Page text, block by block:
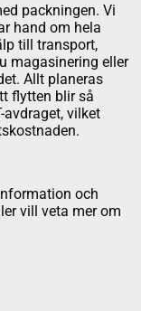
packningen. Vi
hand om hela
till transport,
magasinering eller
Allt planeras
flytten blir så
vilket
och
vill veta mer om